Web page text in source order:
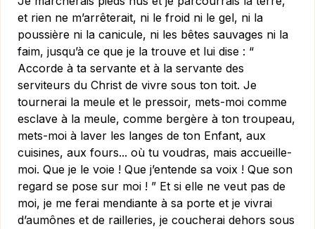
et rien ne m’arrêterait, ni le froid ni le gel, ni la
poussière ni la canicule, ni les bêtes sauvages ni la
faim, jusqu’à ce que je la trouve et lui dise : “
Accorde à ta servante et à la servante des
serviteurs du Christ de vivre sous ton toit. Je
tournerai la meule et le pressoir, mets-moi comme
esclave à la meule, comme ber­gère à ton troupeau,
mets-moi à laver les langes de ton Enfant, aux
cuisines, aux fours... où tu voudras, mais accueille-
moi. Que je le voie ! Que j’entende sa voix ! Que son
regard se pose sur moi ! ” Et si elle ne veut pas de
moi, je me ferai mendiante à sa porte et je vivrai
d’aumônes et de railleries, je coucherai dehors sous